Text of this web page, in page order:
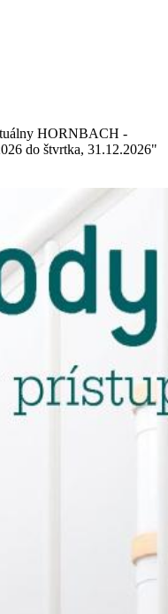
HORNBACH -
do štvrtka, 31.12.2026"